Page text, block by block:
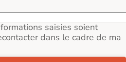
saisies soient
dans le cadre de ma